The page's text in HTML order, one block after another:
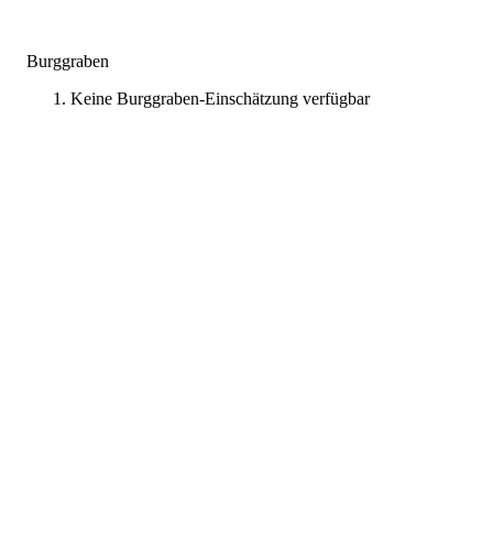
Burggraben
Keine Burggraben-Einschätzung verfügbar